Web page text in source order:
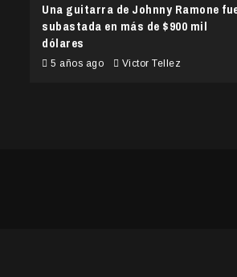
Una guitarra de Johnny Ramone
subastada en más de $900 mil
dólares
5 años ago Victor Tellez